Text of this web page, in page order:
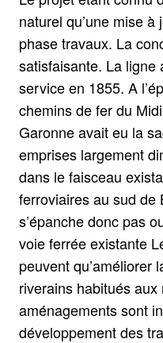
naturel qu’une mise
phase travaux. La
satisfaisante. La ligne
service en 1855. A
chemins de fer du
Garonne avait eu la
emprises largement
dans le faisceau
ferroviaires au sud de
s’épanche donc pas
voie ferrée existante
peuvent qu’améliorer
riverains habitués
aménagements sont
développement des